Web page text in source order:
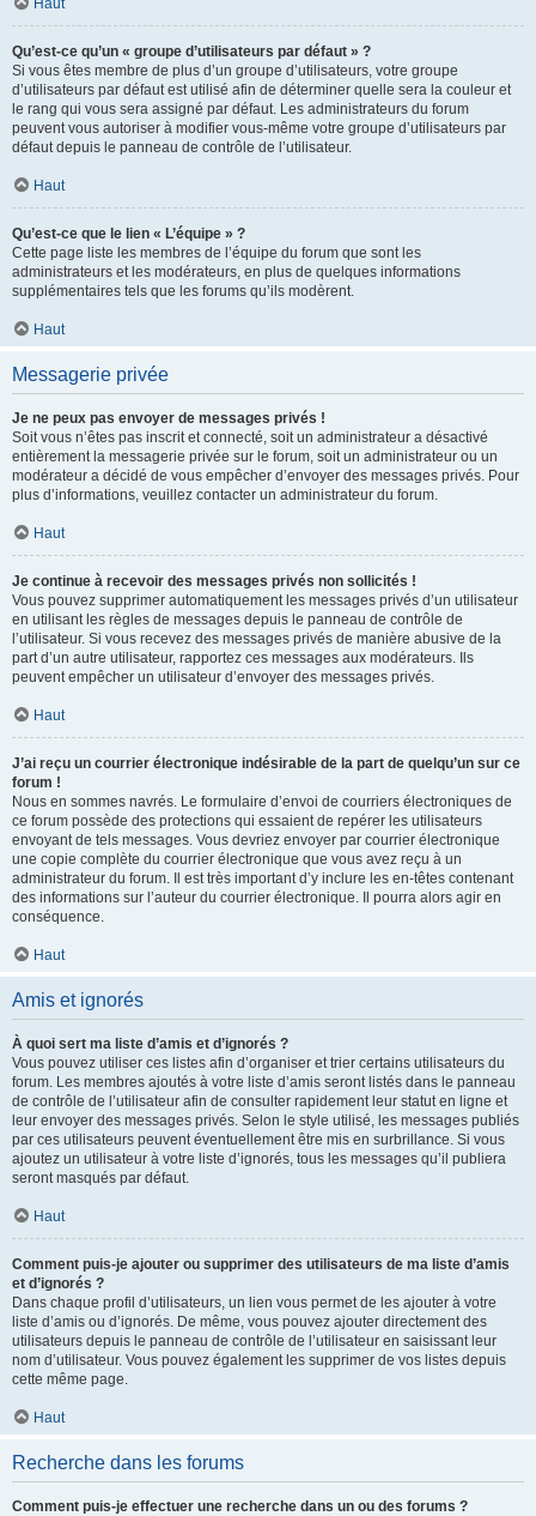
Haut
Qu’est-ce qu’un « groupe d’utilisateurs par défaut » ?
Si vous êtes membre de plus d’un groupe d’utilisateurs, votre groupe
d’utilisateurs par défaut est utilisé afin de déterminer quelle sera la couleur et
le rang qui vous sera assigné par défaut. Les administrateurs du forum
peuvent vous autoriser à modifier vous-même votre groupe d’utilisateurs par
défaut depuis le panneau de contrôle de l’utilisateur.
Haut
Qu’est-ce que le lien « L’équipe » ?
Cette page liste les membres de l’équipe du forum que sont les
administrateurs et les modérateurs, en plus de quelques informations
supplémentaires tels que les forums qu’ils modèrent.
Haut
Messagerie privée
Je ne peux pas envoyer de messages privés !
Soit vous n’êtes pas inscrit et connecté, soit un administrateur a désactivé
entièrement la messagerie privée sur le forum, soit un administrateur ou un
modérateur a décidé de vous empêcher d’envoyer des messages privés. Pour
plus d’informations, veuillez contacter un administrateur du forum.
Haut
Je continue à recevoir des messages privés non sollicités !
Vous pouvez supprimer automatiquement les messages privés d’un utilisateur
en utilisant les règles de messages depuis le panneau de contrôle de
l’utilisateur. Si vous recevez des messages privés de manière abusive de la
part d’un autre utilisateur, rapportez ces messages aux modérateurs. Ils
peuvent empêcher un utilisateur d’envoyer des messages privés.
Haut
J’ai reçu un courrier électronique indésirable de la part de quelqu’un sur ce
forum !
Nous en sommes navrés. Le formulaire d’envoi de courriers électroniques de
ce forum possède des protections qui essaient de repérer les utilisateurs
envoyant de tels messages. Vous devriez envoyer par courrier électronique
une copie complète du courrier électronique que vous avez reçu à un
administrateur du forum. Il est très important d’y inclure les en-têtes contenant
des informations sur l’auteur du courrier électronique. Il pourra alors agir en
conséquence.
Haut
Amis et ignorés
À quoi sert ma liste d’amis et d’ignorés ?
Vous pouvez utiliser ces listes afin d’organiser et trier certains utilisateurs du
forum. Les membres ajoutés à votre liste d’amis seront listés dans le panneau
de contrôle de l’utilisateur afin de consulter rapidement leur statut en ligne et
leur envoyer des messages privés. Selon le style utilisé, les messages publiés
par ces utilisateurs peuvent éventuellement être mis en surbrillance. Si vous
ajoutez un utilisateur à votre liste d’ignorés, tous les messages qu’il publiera
seront masqués par défaut.
Haut
Comment puis-je ajouter ou supprimer des utilisateurs de ma liste d’amis
et d’ignorés ?
Dans chaque profil d’utilisateurs, un lien vous permet de les ajouter à votre
liste d’amis ou d’ignorés. De même, vous pouvez ajouter directement des
utilisateurs depuis le panneau de contrôle de l’utilisateur en saisissant leur
nom d’utilisateur. Vous pouvez également les supprimer de vos listes depuis
cette même page.
Haut
Recherche dans les forums
Comment puis-je effectuer une recherche dans un ou des forums ?